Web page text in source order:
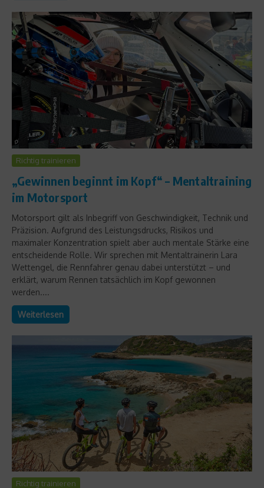
Richtig trainieren
„Gewinnen beginnt im Kopf“ – Mentaltraining
im Motorsport
Motorsport gilt als Inbegriff von Geschwindigkeit, Technik und
Präzision. Aufgrund des Leistungsdrucks, Risikos und
maximaler Konzentration spielt aber auch mentale Stärke eine
entscheidende Rolle. Wir sprechen mit Mentaltrainerin Lara
Wettengel, die Rennfahrer genau dabei unterstützt – und
erklärt, warum Rennen tatsächlich im Kopf gewonnen
werden....
Weiterlesen
Richtig trainieren